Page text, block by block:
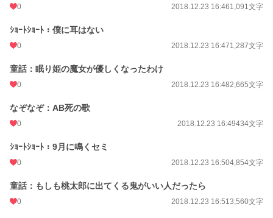
0 2018.12.23 16:461,091文字
ｼｮｰﾄｼｮｰﾄ：僕に耳はない
0 2018.12.23 16:471,287文字
童話：眠り姫の魔女が優しくなったわけ
0 2018.12.23 16:482,665文字
なぞなぞ：AB死の歌
0 2018.12.23 16:49434文字
ｼｮｰﾄｼｮｰﾄ：9月に鳴くセミ
0 2018.12.23 16:504,854文字
童話：もしも桃太郎に出てくる鬼がいい人だったら
0 2018.12.23 16:513,560文字